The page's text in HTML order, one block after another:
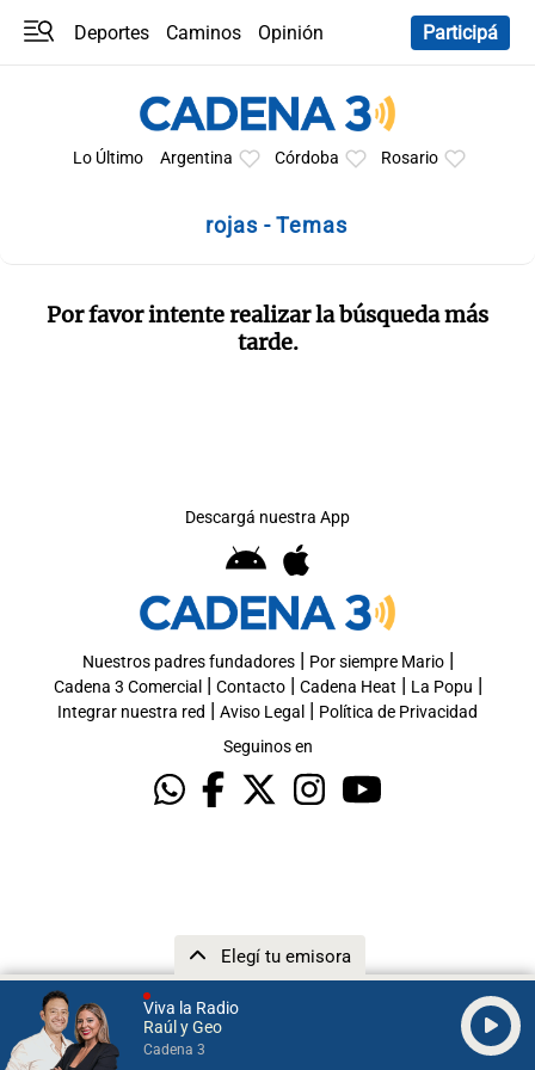
Viva la Radio
Raúl y Geo
Cadena 3
Elegí tu emisora
Deportes Caminos
Opinión
Participá
Lo Último Argentina Córdoba Rosario
rojas - Temas
Por favor intente realizar la búsqueda más
tarde.
Descargá nuestra App
Nuestros padres fundadores| Por siempre Mario|
Cadena 3 Comercial | Contacto| Cadena Heat | La Popu |
Integrar nuestra red | Aviso Legal | Política de Privacidad
Seguinos en